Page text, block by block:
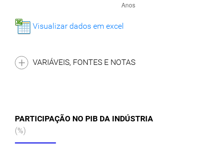
Visualizar dados em excel
VARIÁVEIS, FONTES E NOTAS
PARTICIPAÇÃO NO PIB DA INDÚSTRIA
(%)